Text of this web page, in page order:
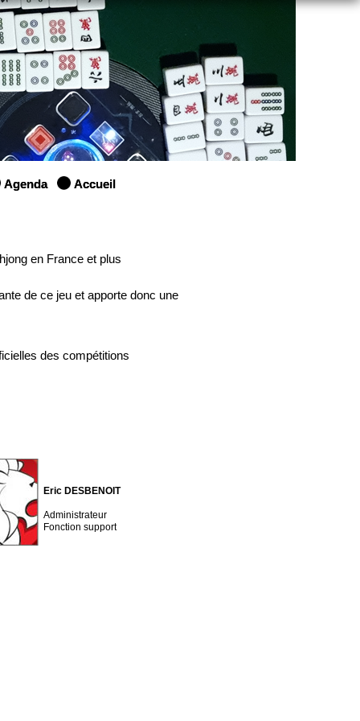
Agenda Accueil
en France et plus
de ce jeu et apporte donc une
des compétitions
Eric DESBENOIT
Administrateur
Fonction support